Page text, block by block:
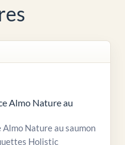
Almo Nature au
Nature au saumon
Holistic